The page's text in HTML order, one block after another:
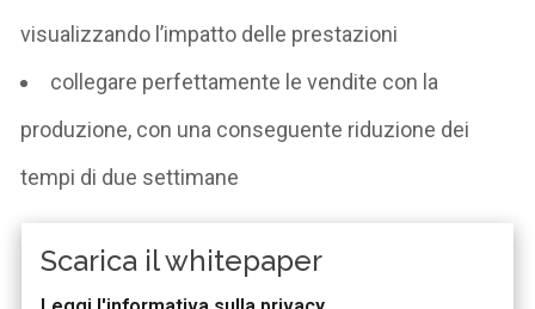
visualizzando l’impatto delle prestazioni
collegare perfettamente le vendite con la
produzione, con una conseguente riduzione dei
tempi di due settimane
Scarica il whitepaper